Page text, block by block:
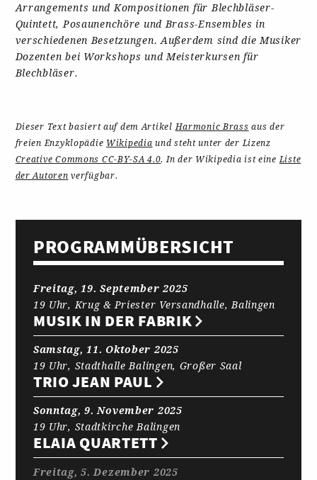
Arrangements und Kompositionen für Blechbläser-
Quintett, Posaunenchöre und Brass-Ensembles in
verschiedenen Besetzungen. Außerdem sind die Musiker
Dozenten bei Workshops und Meisterkursen für
Blechbläser.
Dieser Text basiert auf dem ArtikelHarmonic Brass aus der
freien Enzyklopädie Wikipedia und steht unter der Lizenz
Creative Commons CC-BY-SA 4.0. In der Wikipedia ist eineListe
der Autoren verfügbar.
PROGRAMM­ÜBERSICHT
Freitag, 19. September 2025
19 Uhr, Krug & Priester Versandhalle, Balingen
MUSIK IN DER FABRIK
Samstag, 11. Oktober 2025
19 Uhr, Stadthalle Balingen, Großer Saal
TRIO JEAN PAUL
Sonntag, 9. November 2025
19 Uhr, Stadtkirche Balingen
ELAIA QUARTETT
Freitag, 5. Dezember 2025